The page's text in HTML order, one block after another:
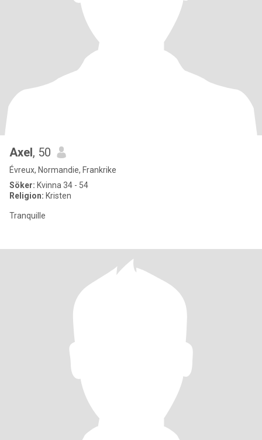
Axel, 50
Évreux, Normandie, Frankrike
Söker: Kvinna 34 - 54
Religion: Kristen
Tranquille